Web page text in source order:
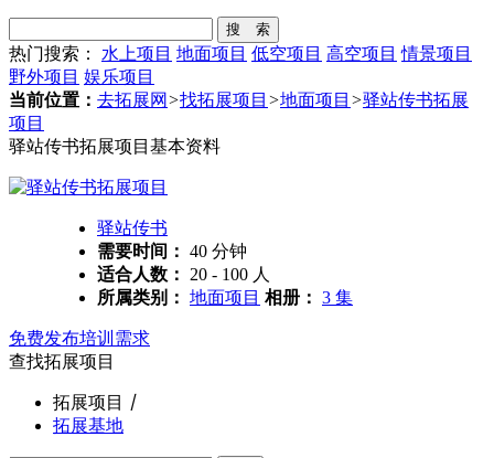
搜 索
热门搜索： 水上项目 地面项目 低空项目 高空项目 情景项目
野外项目 娱乐项目
当前位置： 去拓展网 >找拓展项目 >地面项目 >驿站传书拓展
项目
驿站传书拓展项目基本资料
驿站传书
需要时间： 40 分钟
适合人数：
20 - 100 人
所属类别： 地面项目 相册： 3 集
免费发布培训需求
查找拓展项目
拓展项目
丨
拓展基地